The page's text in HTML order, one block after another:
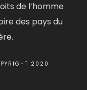
de l’homme
des pays du
2020